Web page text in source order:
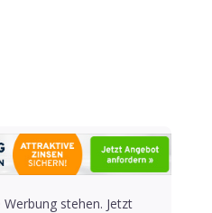
stehen. Jetzt